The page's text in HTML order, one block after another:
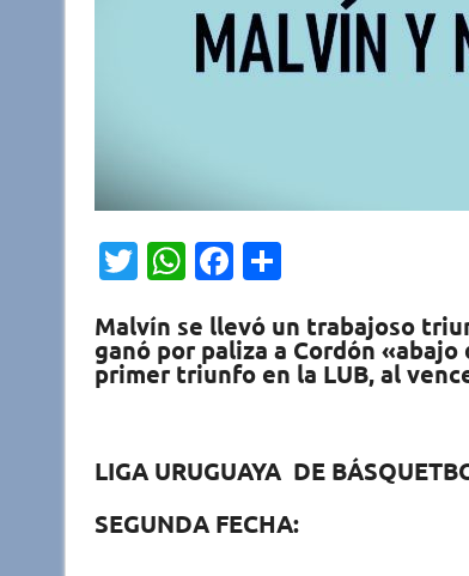
T
it
te
W
at
s
p
p
Fa
e
b
o
k
C
m
p
ti
r
Malvín se llevó un trabajoso
ganó por paliza a Cordón
primer triunfo en la LUB, al
LIGA URUGUAYA DE
SEGUNDA FECHA: